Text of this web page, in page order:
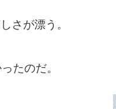
さが漂う。
たのだ。